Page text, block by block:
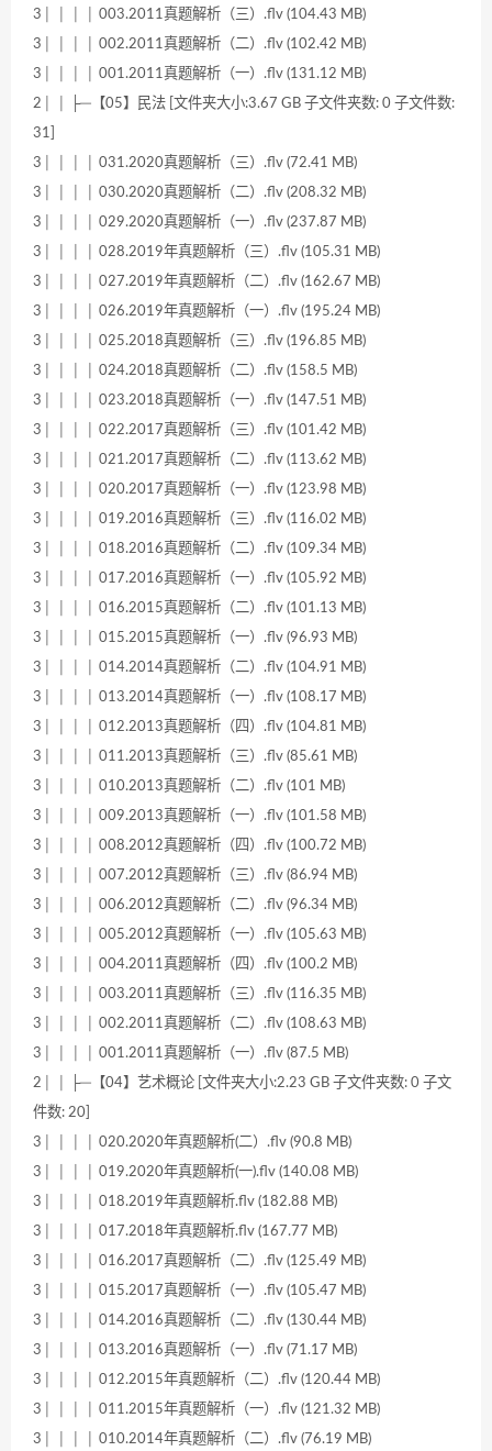
3│ │ │ │ 003.2011真题解析（三）.flv (104.43 MB)
3│ │ │ │ 002.2011真题解析（二）.flv (102.42 MB)
3│ │ │ │ 001.2011真题解析（一）.flv (131.12 MB)
2│ │ ├─【05】民法 [文件夹大小:3.67 GB 子文件夹数: 0 子文件数:
31]
3│ │ │ │ 031.2020真题解析（三）.flv (72.41 MB)
3│ │ │ │ 030.2020真题解析（二）.flv (208.32 MB)
3│ │ │ │ 029.2020真题解析（一）.flv (237.87 MB)
3│ │ │ │ 028.2019年真题解析（三）.flv (105.31 MB)
3│ │ │ │ 027.2019年真题解析（二）.flv (162.67 MB)
3│ │ │ │ 026.2019年真题解析（一）.flv (195.24 MB)
3│ │ │ │ 025.2018真题解析（三）.flv (196.85 MB)
3│ │ │ │ 024.2018真题解析（二）.flv (158.5 MB)
3│ │ │ │ 023.2018真题解析（一）.flv (147.51 MB)
3│ │ │ │ 022.2017真题解析（三）.flv (101.42 MB)
3│ │ │ │ 021.2017真题解析（二）.flv (113.62 MB)
3│ │ │ │ 020.2017真题解析（一）.flv (123.98 MB)
3│ │ │ │ 019.2016真题解析（三）.flv (116.02 MB)
3│ │ │ │ 018.2016真题解析（二）.flv (109.34 MB)
3│ │ │ │ 017.2016真题解析（一）.flv (105.92 MB)
3│ │ │ │ 016.2015真题解析（二）.flv (101.13 MB)
3│ │ │ │ 015.2015真题解析（一）.flv (96.93 MB)
3│ │ │ │ 014.2014真题解析（二）.flv (104.91 MB)
3│ │ │ │ 013.2014真题解析（一）.flv (108.17 MB)
3│ │ │ │ 012.2013真题解析（四）.flv (104.81 MB)
3│ │ │ │ 011.2013真题解析（三）.flv (85.61 MB)
3│ │ │ │ 010.2013真题解析（二）.flv (101 MB)
3│ │ │ │ 009.2013真题解析（一）.flv (101.58 MB)
3│ │ │ │ 008.2012真题解析（四）.flv (100.72 MB)
3│ │ │ │ 007.2012真题解析（三）.flv (86.94 MB)
3│ │ │ │ 006.2012真题解析（二）.flv (96.34 MB)
3│ │ │ │ 005.2012真题解析（一）.flv (105.63 MB)
3│ │ │ │ 004.2011真题解析（四）.flv (100.2 MB)
3│ │ │ │ 003.2011真题解析（三）.flv (116.35 MB)
3│ │ │ │ 002.2011真题解析（二）.flv (108.63 MB)
3│ │ │ │ 001.2011真题解析（一）.flv (87.5 MB)
2│ │ ├─【04】艺术概论 [文件夹大小:2.23 GB 子文件夹数: 0 子文
件数: 20]
3│ │ │ │ 020.2020年真题解析(二）.flv (90.8 MB)
3│ │ │ │ 019.2020年真题解析(一).flv (140.08 MB)
3│ │ │ │ 018.2019年真题解析.flv (182.88 MB)
3│ │ │ │ 017.2018年真题解析.flv (167.77 MB)
3│ │ │ │ 016.2017真题解析（二）.flv (125.49 MB)
3│ │ │ │ 015.2017真题解析（一）.flv (105.47 MB)
3│ │ │ │ 014.2016真题解析（二）.flv (130.44 MB)
3│ │ │ │ 013.2016真题解析（一）.flv (71.17 MB)
3│ │ │ │ 012.2015年真题解析（二）.flv (120.44 MB)
3│ │ │ │ 011.2015年真题解析（一）.flv (121.32 MB)
3│ │ │ │ 010.2014年真题解析（二）.flv (76.19 MB)